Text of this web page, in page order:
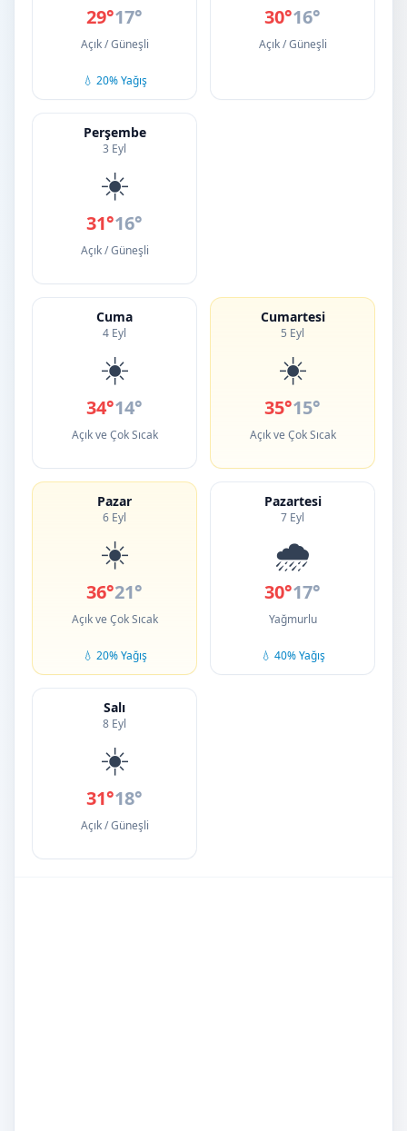
29°17°
Açık / Güneşli
💧 20% Yağış
30°16°
Açık / Güneşli
Perşembe
3 Eyl
☀️
31°16°
Açık / Güneşli
Cuma
4 Eyl
☀️
34°14°
Açık ve Çok Sıcak
Cumartesi
5 Eyl
☀️
35°15°
Açık ve Çok Sıcak
Pazar
6 Eyl
☀️
36°21°
Açık ve Çok Sıcak
💧 20% Yağış
Pazartesi
7 Eyl
🌧️
30°17°
Yağmurlu
💧 40% Yağış
Salı
8 Eyl
☀️
31°18°
Açık / Güneşli